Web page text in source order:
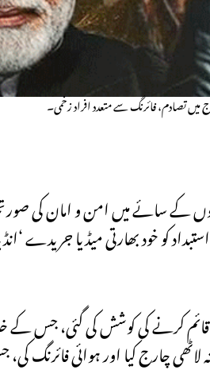
تصادم، فائرنگ سے متعدد افراد زخمی۔
کے سائے میں امن و امان کی
کو خود بھارتی میڈیا
کرنے کی کوشش کی گئی، جس
چارج کیا اور ہوائی فائرنگ